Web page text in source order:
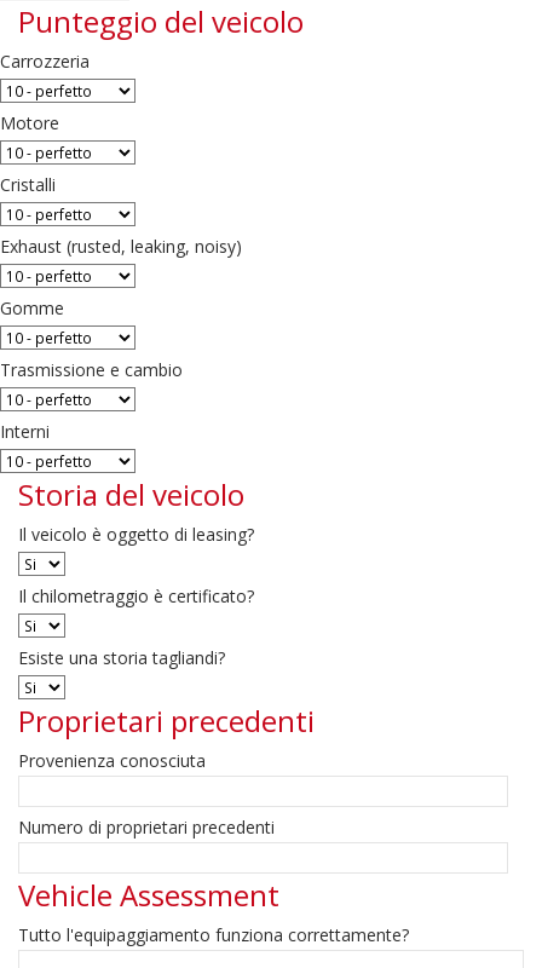
Punteggio del veicolo
Carrozzeria
Motore
Cristalli
Exhaust (rusted, leaking, noisy)
Gomme
Trasmissione e cambio
Interni
Storia del veicolo
Il veicolo è oggetto di leasing?
Il chilometraggio è certificato?
Esiste una storia tagliandi?
Proprietari precedenti
Provenienza conosciuta
Numero di proprietari precedenti
Vehicle Assessment
Tutto l'equipaggiamento funziona correttamente?